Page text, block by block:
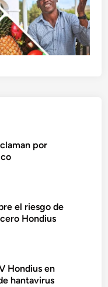
por
el riesgo de
Hondius
Hondius en
hantavirus